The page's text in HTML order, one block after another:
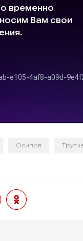
Осипов